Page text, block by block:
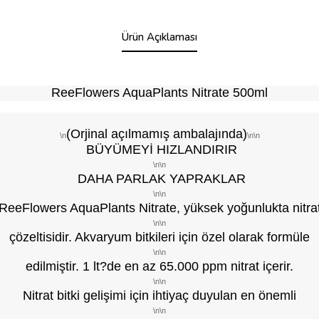
Ürün Açıklaması
ReeFlowers AquaPlants Nitrate 500ml
\n(Orjinal açılmamış ambalajında)\n\n
BÜYÜMEYİ HIZLANDIRIR
\n\n
DAHA PARLAK YAPRAKLAR
\n\n
AquaPlants Nitrate, yüksek yoğunlukta
\n\n
çözeltisidir. Akvaryum bitkileri için özel olarak formüle
\n\n
edilmiştir. 1 lt?de en az 65.000 ppm nitrat içerir.
\n\n
Nitrat bitki gelişimi için ihtiyaç duyulan en önemli
\n\n